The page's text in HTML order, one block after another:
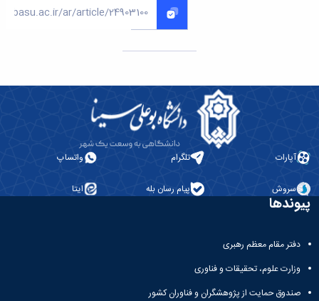
آپارات تلگرام واتساپ
سروش پیام رسان بله ایتا
پیوندها
دفتر مقام معظم رهبری
وزارت علوم، تحقیقات و فناوری
صندوق حمایت از پژوهشگران و فناوران کشور